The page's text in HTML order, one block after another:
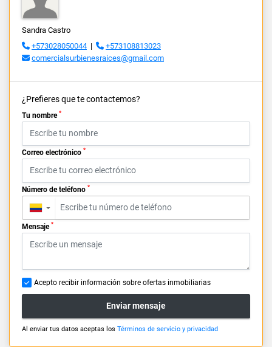
Sandra Castro
+573028050044 |
+573108813023
comercialsurbienesraices@gmail.com
¿Prefieres que te contactemos?
Tu nombre *
Correo electrónico *
Número de teléfono *
▼
Mensaje *
Acepto recibir información sobre ofertas inmobiliarias
Enviar mensaje
Al enviar tus datos aceptas los Términos de servicio y privacidad